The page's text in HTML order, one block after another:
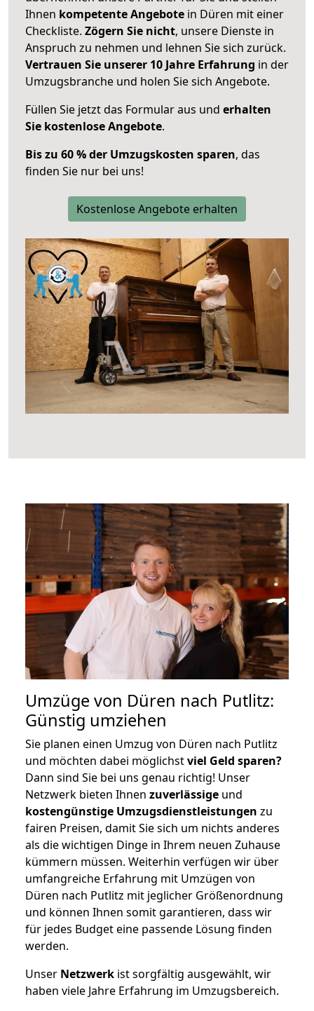
Ihnen kompetente Angebote in Düren mit einer
Checkliste. Zögern Sie nicht, unsere Dienste in
Anspruch zu nehmen und lehnen Sie sich zurück.
Vertrauen Sie unserer 10 Jahre Erfahrung in der
Umzugsbranche und holen Sie sich Angebote.
Füllen Sie jetzt das Formular aus und erhalten
Sie kostenlose Angebote.
Bis zu 60 % der Umzugskosten sparen, das
finden Sie nur bei uns!
Kostenlose Angebote erhalten
Umzüge von Düren nach Putlitz:
Günstig umziehen
Sie planen einen Umzug von Düren nach Putlitz
und möchten dabei möglichstviel Geld sparen?
Dann sind Sie bei uns genau richtig! Unser
Netzwerk bieten Ihnen zuverlässige und
kostengünstige Umzugsdienstleistungen zu
fairen Preisen, damit Sie sich um nichts anderes
als die wichtigen Dinge in Ihrem neuen Zuhause
kümmern müssen. Weiterhin verfügen wir über
umfangreiche Erfahrung mit Umzügen von
Düren nach Putlitz mit jeglicher Größenordnung
und können Ihnen somit garantieren, dass wir
für jedes Budget eine passende Lösung finden
werden.
Unser Netzwerk ist sorgfältig ausgewählt, wir
haben viele Jahre Erfahrung im Umzugsbereich.